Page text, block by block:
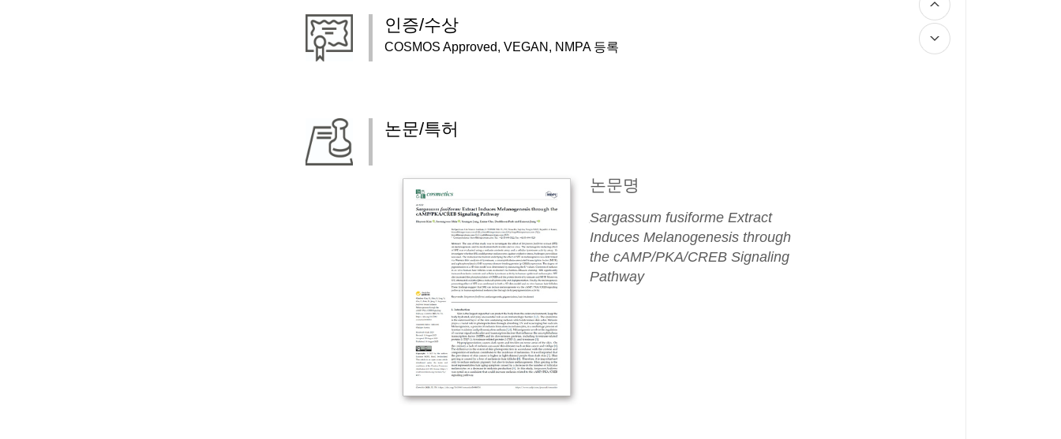
인증/수상
COSMOS Approved, VEGAN, NMPA 등록
논문/특허
논문명
Sargassum fusiforme Extract
Induces Melanogenesis through
the cAMP/PKA/CREB Signaling
Pathway